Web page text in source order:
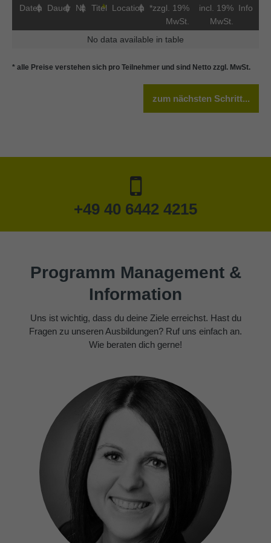
Daten Dauer Nr. Titel Location
*zzgl. 19%
MwSt.
incl. 19%
MwSt.
Info
No data available in table
* alle Preise verstehen sich pro Teilnehmer und sind Netto zzgl. MwSt.
zum nächsten Schritt...
+49 40 6442 4215
Programm Management &
Information
Uns ist wichtig, dass du deine Ziele erreichst. Hast du
Fragen zu unseren Ausbildungen? Ruf uns einfach an.
Wie beraten dich gerne!